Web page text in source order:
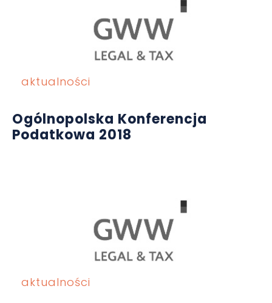
aktualności
Ogólnopolska Konferencja
Podatkowa 2018
aktualności